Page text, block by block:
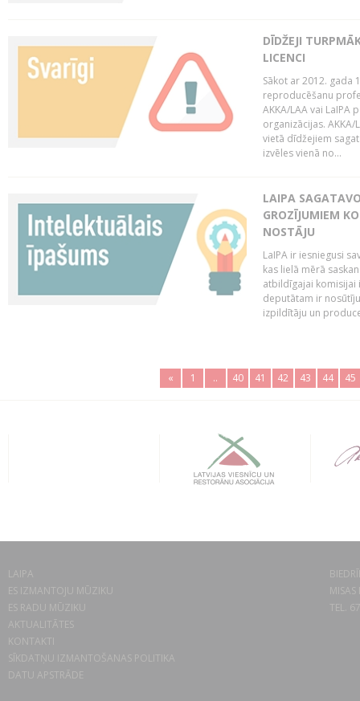
DĪDŽEJI
LICENCI
Sākot ar 2012. gada
reproducēšanu
AKKA/LAA vai LaIPA
organizācijas.
vietā dīdžejiem
izvēles vienā no...
LAIPA
GROZĪJUMIEM
NOSTĀJU
LaIPA ir iesniegusi
kas lielā mērā
atbildīgajai komisijai
deputātam ir
izpildītāju un
« 1 .. 40 41 42 43 44 45
LAIPA
ES IZMANTOJU MŪZIKU
ES RADU MŪZIKU
AKTUALITĀTES
KONTAKTI
SĪKDATŅU IZMANTOŠANAS POLITIKA
DATU APSTRĀDE
TEL.